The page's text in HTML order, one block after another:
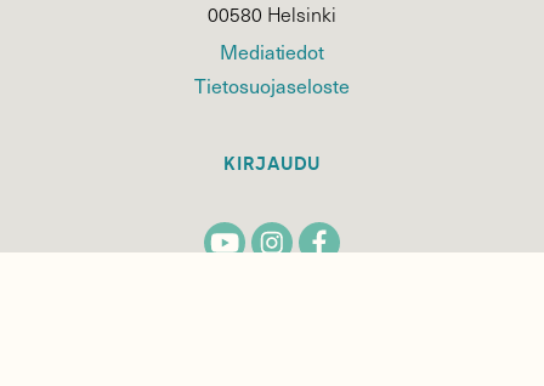
00580 Helsinki
Mediatiedot
Tietosuojaseloste
KIRJAUDU